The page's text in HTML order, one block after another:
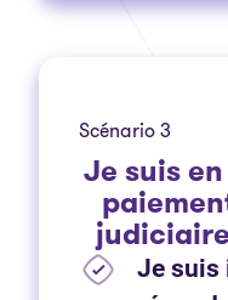
Scénario 3
Je suis
Je suis